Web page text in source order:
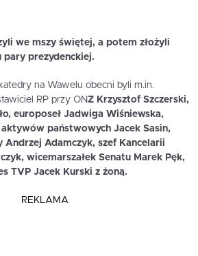
we mszy świętej, a potem złożyli
pary prezydenckiej.
na Wawelu obecni byli m.in.
RP przy ONZ Krzysztof Szczerski,
europoseł Jadwiga Wiśniewska,
państwowych Jacek Sasin,
Adamczyk, szef Kancelarii
wicemarszałek Senatu Marek Pęk,
TVP Jacek Kurski z żoną.
REKLAMA